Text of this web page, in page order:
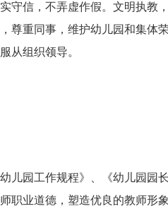
守信，不弄虚作假。文明执教
尊重同事，维护幼儿园和集体
从组织领导。
园工作规程》、《幼儿园园
职业道德，塑造优良的教师形